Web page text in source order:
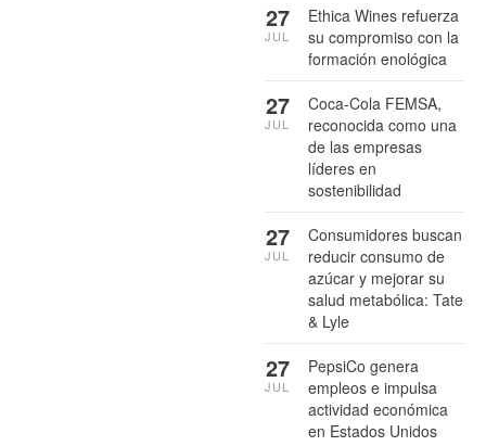
Ethica Wines refuerza
su compromiso con la
formación enológica
27
JUL
Coca-Cola FEMSA,
reconocida como una
de las empresas
líderes en
sostenibilidad
27
JUL
Consumidores buscan
reducir consumo de
azúcar y mejorar su
salud metabólica: Tate
& Lyle
27
JUL
PepsiCo genera
empleos e impulsa
actividad económica
en Estados Unidos
27
JUL